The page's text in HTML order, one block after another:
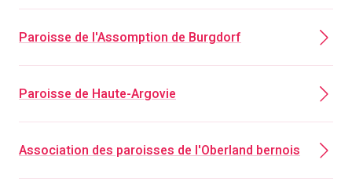
Paroisse de l'Assomption de Burgdorf
Paroisse de Haute-Argovie
Association des paroisses de l'Oberland bernois